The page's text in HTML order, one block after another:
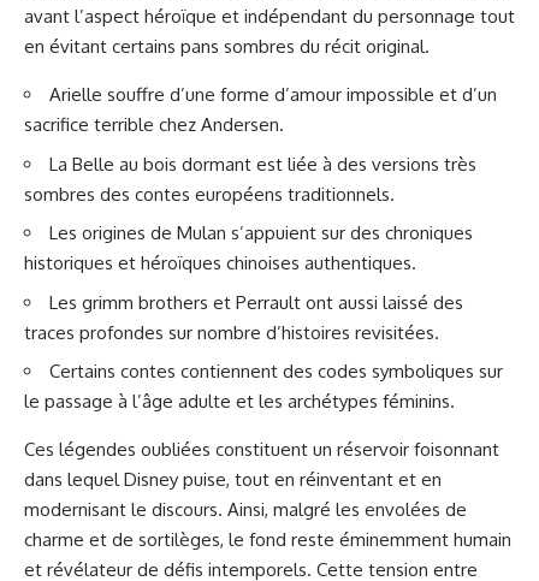
avant l’aspect héroïque et indépendant du personnage tout
en évitant certains pans sombres du récit original.
Arielle souffre d’une forme d’amour impossible et d’un
sacrifice terrible chez Andersen.
La Belle au bois dormant est liée à des versions très
sombres des contes européens traditionnels.
Les origines de Mulan s’appuient sur des chroniques
historiques et héroïques chinoises authentiques.
Les grimm brothers et Perrault ont aussi laissé des
traces profondes sur nombre d’histoires revisitées.
Certains contes contiennent des codes symboliques sur
le passage à l’âge adulte et les archétypes féminins.
Ces légendes oubliées constituent un réservoir foisonnant
dans lequel Disney puise, tout en réinventant et en
modernisant le discours. Ainsi, malgré les envolées de
charme et de sortilèges, le fond reste éminemment humain
et révélateur de défis intemporels. Cette tension entre